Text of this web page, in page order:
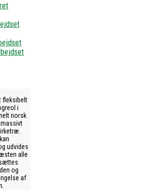
fleksibelt
i
norsk
udvides
alle
og
af